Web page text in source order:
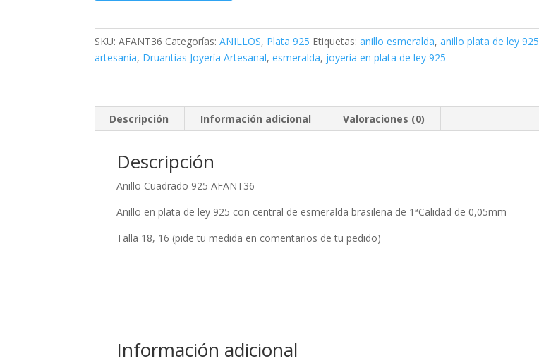
925
cantidad
SKU:AFANT36 Categorías:ANILLOS, Plata 925 Etiquetas:anillo esmeralda,anillo plata de ley 925
artesanía, Druantias Joyería Artesanal,esmeralda, joyería en plata de ley 925
Descripción Información adicional Valoraciones (0)
Descripción
Anillo Cuadrado 925 AFANT36
Anillo en plata de ley 925 con central de esmeralda brasileña de 1ªCalidad de 0,05mm
Talla 18, 16 (pide tu medida en comentarios de tu pedido)
Información adicional